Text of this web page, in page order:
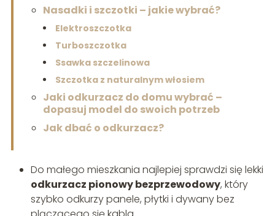
Nasadki i szczotki – jakie wybrać?
Elektroszczotka
Turboszczotka
Ssawka szczelinowa
Szczotka z naturalnym włosiem
Jaki odkurzacz do domu wybrać –
dopasuj model do swoich potrzeb
Jak dbać o odkurzacz?
Do małego mieszkania najlepiej sprawdzi się lekki
odkurzacz pionowy bezprzewodowy, który
szybko odkurzy panele, płytki i dywany bez